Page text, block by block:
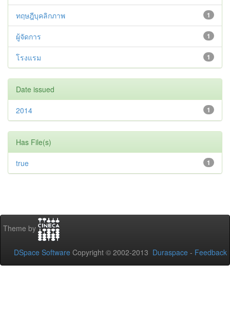
1
ทฤษฎีบุคลิกภาพ
1
ผู้จัดการ
1
โรงแรม
Date issued
1
2014
Has File(s)
1
true
Theme by
DSpace Software Copyright © 2002-2013 Duraspace - Feedback